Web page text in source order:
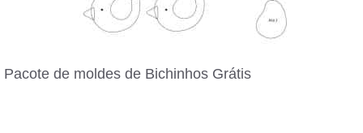
Pacote de moldes de Bichinhos Grátis